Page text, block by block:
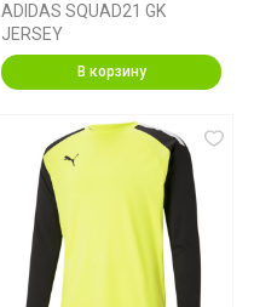
ADIDAS SQUAD21 GK
JERSEY
В корзину